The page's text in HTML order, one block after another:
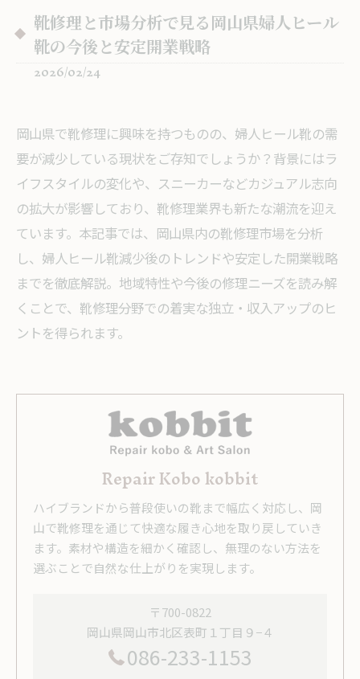
靴修理と市場分析で見る岡山県婦人ヒール
靴の今後と安定開業戦略
2026/02/24
岡山県で靴修理に興味を持つものの、婦人ヒール靴の需
要が減少している現状をご存知でしょうか？背景にはラ
イフスタイルの変化や、スニーカーなどカジュアル志向
の拡大が影響しており、靴修理業界も新たな潮流を迎え
ています。本記事では、岡山県内の靴修理市場を分析
し、婦人ヒール靴減少後のトレンドや安定した開業戦略
までを徹底解説。地域特性や今後の修理ニーズを読み解
くことで、靴修理分野での着実な独立・収入アップのヒ
ントを得られます。
Repair Kobo kobbit
ハイブランドから普段使いの靴まで幅広く対応し、岡
山で靴修理を通じて快適な履き心地を取り戻していき
ます。素材や構造を細かく確認し、無理のない方法を
選ぶことで自然な仕上がりを実現します。
〒700-0822
岡山県岡山市北区表町１丁目９−４
086-233-1153